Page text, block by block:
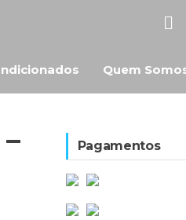
Quem
Pagamentos